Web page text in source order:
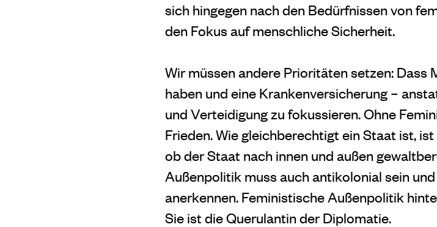
sich hingegen nach den Bedürfnissen von
den Fokus auf menschliche Sicherheit.
Wir müssen andere Prioritäten setzen: Dass
haben und eine Krankenversicherung –
und Verteidigung zu fokussieren. Ohne
Frieden. Wie gleichberechtigt ein Staat ist,
ob der Staat nach innen und außen
Außenpolitik muss auch antikolonial sein
anerkennen. Feministische Außenpolitik
Sie ist die Querulantin der Diplomatie.